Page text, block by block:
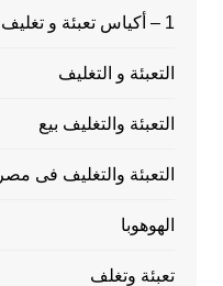
1 – أكياس تعبئة و تغليف
التعبئة و التغليف
التعبئة والتغليف بيع
التعبئة والتغليف فى مصر
الهوهوبا
تعبئة وتغلف